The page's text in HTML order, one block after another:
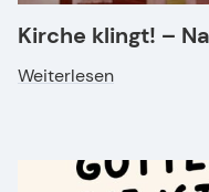
Kirche klingt! –
Weiterlesen